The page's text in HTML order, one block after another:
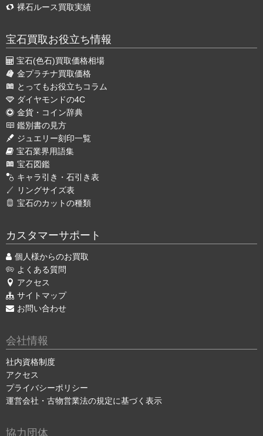
裸石ルース買取実績
宝石買取お役立ち情報
宝石(色石)買取価格相場
金プラチナ買取価格
とってもお役立ちコラム
ダイヤモンドの4C
金貨・コイン辞典
鑑別書の見方
ジュエリー刻印一覧
宝石業界用語集
宝石図鑑
キャラ引き・石引き表
リングサイズ表
宝石のカットの種類
カスタマーサポート
個人様からのお買取
よくある質問
アクセス
サイトマップ
お問い合わせ
会社情報
社内資格制度
アクセス
プライバシーポリシー
運営会社・古物営業法の規定に基づく表示
協力団体